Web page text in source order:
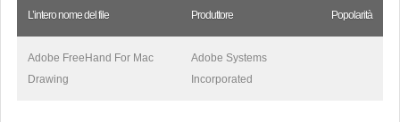
L’intero nome del file Produttore Popolarità
Adobe FreeHand For Mac
Drawing
Adobe Systems
Incorporated